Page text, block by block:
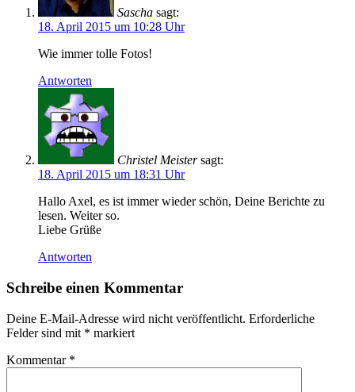
Sascha sagt:
18. April 2015 um 10:28 Uhr
Wie immer tolle Fotos!
Antworten
Christel Meister sagt:
18. April 2015 um 18:31 Uhr
Hallo Axel, es ist immer wieder schön, Deine Berichte zu
lesen. Weiter so.
Liebe Grüße
Antworten
Schreibe einen Kommentar
Deine E-Mail-Adresse wird nicht veröffentlicht. Erforderliche
Felder sind mit * markiert
Kommentar *